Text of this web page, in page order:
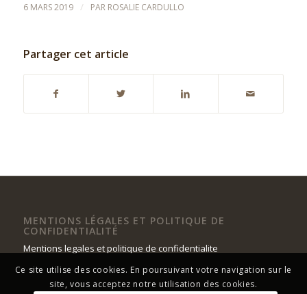
6 MARS 2019 / PAR ROSALIE CARDULLO
Partager cet article
MENTIONS LÉGALES ET POLITIQUE DE
CONFIDENTIALITÉ
Mentions legales et politique de confidentialite
Ce site utilise des cookies. En poursuivant votre navigation sur le
site, vous acceptez notre utilisation des cookies.